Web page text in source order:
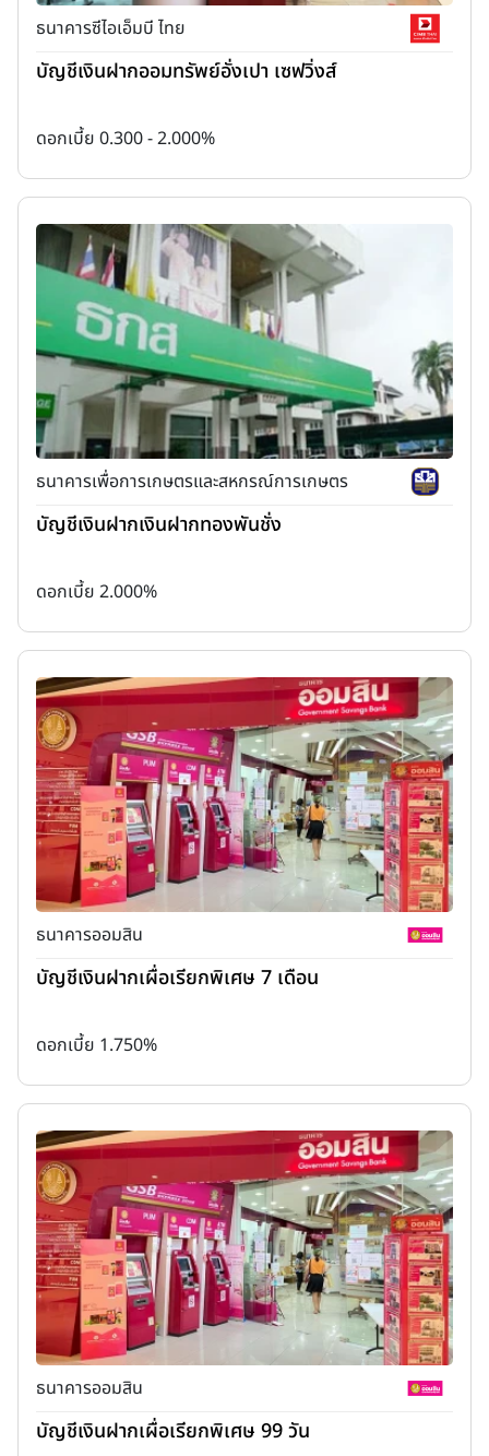
ธนาคารซีไอเอ็มบี ไทย
บัญชีเงินฝากออมทรัพย์อั่งเปา เซฟวิ่งส์
ดอกเบี้ย 0.300 - 2.000%
ธนาคารเพื่อการเกษตรและสหกรณ์การเกษตร
บัญชีเงินฝากเงินฝากทองพันชั่ง
ดอกเบี้ย 2.000%
ธนาคารออมสิน
บัญชีเงินฝากเผื่อเรียกพิเศษ 7 เดือน
ดอกเบี้ย 1.750%
ธนาคารออมสิน
บัญชีเงินฝากเผื่อเรียกพิเศษ 99 วัน